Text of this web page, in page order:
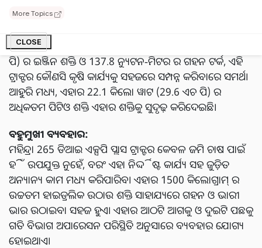
More Topics
CLOSE
କାର୍ଯ୍ୟକ୍ଷମତା ଓ ଶକ୍ତି:
ମହିନ୍ଦ୍ରା 265 ଡିଆଇ ଏକ୍ସପି ପ୍ଲାସ ଟ୍ରାକ୍ଟରର ପ୍ରମୁଖ ବୈଶିଷ୍ଟ୍ୟ
ହେଉଛି ଏହାର ଶକ୍ତିଶାଳୀ ଇଞ୍ଜିନ । 24.6 କିଲୋ ୱାଟ (33 ଏଚ
ପି) ର ଇଞ୍ଜିନ ଶକ୍ତି ଓ 137.8 ନ୍ୟୁଟନ-ମିଟର ର ଗହନ ଟର୍କ, ଏହି
ଟ୍ରାକ୍ଟର କୌଣସି କୃଷି କାର୍ଯ୍ୟକୁ ସହଜରେ ସମ୍ପନ୍ନ କରିବାରେ ସମର୍ଥ।
ଆହୁରି ମଧ୍ୟ, ଏହାର 22.1 କିଲୋ ୱାଟ (29.6 ଏଚ ପି) ର
ଅଧିକତମ ପିଟିଓ ଶକ୍ତି ଏହାର ଶକ୍ତିକୁ ସୁଦୃଢ଼ କରିଦେଇଛି।
ବହୁମୁଖୀ ବ୍ୟବହାର:
ମହିନ୍ଦ୍ରା 265 ଡିଆଇ ଏକ୍ସପି ପ୍ଲାସ ଟ୍ରାକ୍ଟର କେବଳ ଜମି ଚାଷ ପାଇଁ
ହିଁ ଉପଯୁକ୍ତ ନୁହେଁ, ବରଂ ଏହା ନିର୍ଦ୍ଦିଷ୍ଟ କାର୍ଯ୍ୟ ସହ ଜୁଡ଼ିତ
ଅନ୍ୟାନ୍ୟ କାମ ମଧ୍ୟ କରିପାରିବ। ଏହାର 1500 କିଲୋଗ୍ରାମ୍ ର
ଉଚ୍ଚତମ ହାଇଡ୍ରଲିକ ଉଠାଉ ଶକ୍ତି ସାହାଯ୍ୟରେ ଗହନ ଓ ଭାରୀ
ଭାର ଉଠାଇବା ସହଜ ହୁଏ। ଏହାର ଆଠଟି ଆଗକୁ ଓ ଦୁଇଟି ପଛକୁ
ଗତି ବିଭାଗ ଅପାରେସନ ପରିସ୍ଥିତି ଅନୁସାରେ ବ୍ୟବହାର ଯୋଗ୍ୟ
ହୋଇଥାଏ।